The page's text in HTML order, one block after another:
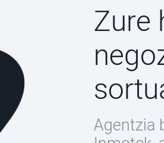
Zure
Agentzia